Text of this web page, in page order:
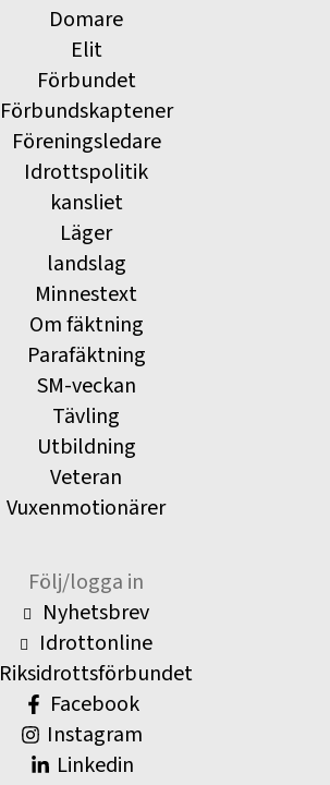
Domare
Elit
Förbundet
Förbundskaptener
Föreningsledare
Idrottspolitik
kansliet
Läger
landslag
Minnestext
Om fäktning
Parafäktning
SM-veckan
Tävling
Utbildning
Veteran
Vuxenmotionärer
Följ/logga in
Nyhetsbrev
Idrottonline
Riksidrottsförbundet
Facebook
Instagram
Linkedin